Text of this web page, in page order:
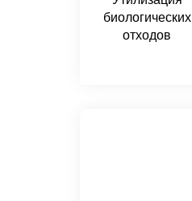
биологических
отходов